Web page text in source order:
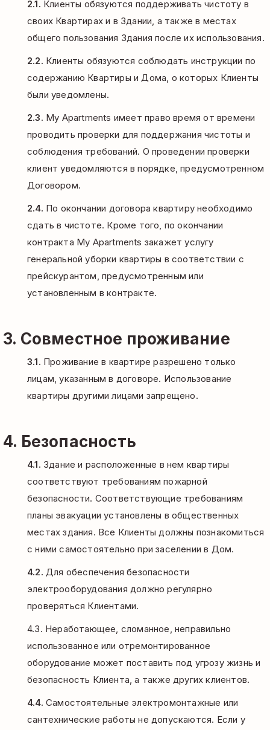
2.1. Клиенты обязуются поддерживать чистоту в
своих Квартирах и в Здании, а также в местах
общего пользования Здания после их использования.
2.2. Клиенты обязуются соблюдать инструкции по
содержанию Квартиры и Дома, о которых Клиенты
были уведомлены.
2.3. My Apartments имеет право время от времени
проводить проверки для поддержания чистоты и
соблюдения требований. О проведении проверки
клиент уведомляются в порядке, предусмотренном
Договором.
2.4. По окончании договора квартиру необходимо
сдать в чистоте. Кроме того, по окончании
контракта My Apartments закажет услугу
генеральной уборки квартиры в соответствии с
прейскурантом, предусмотренным или
установленным в контракте.
3. Совместное проживание
3.1. Проживание в квартире разрешено только
лицам, указанным в договоре. Использование
квартиры другими лицами запрещено.
4. Безопасность
4.1. Здание и расположенные в нем квартиры
соответствуют требованиям пожарной
безопасности. Соответствующие требованиям
планы эвакуации установлены в общественных
местах здания. Все Клиенты должны познакомиться
с ними самостоятельно при заселении в Дом.
4.2. Для обеспечения безопасности
электрооборудования должно регулярно
проверяться Клиентами.
4.3. Неработающее, сломанное, неправильно
использованное или отремонтированное
оборудование может поставить под угрозу жизнь и
безопасность Клиента, а также других клиентов.
4.4. Самостоятельные электромонтажные или
сантехнические работы не допускаются. Если у